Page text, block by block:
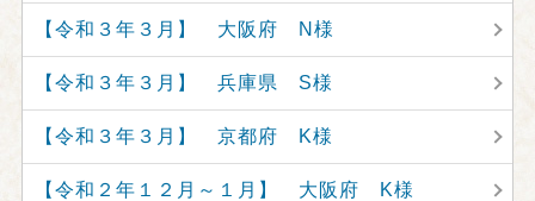
【令和３年３月】 大阪府 N様
【令和３年３月】 兵庫県 S様
【令和３年３月】 京都府 K様
【令和２年１２月～１月】 大阪府 K様